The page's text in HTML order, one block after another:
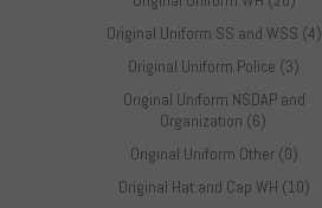
Original Uniform SS and WSS (4)
Original Uniform Police (3)
Original Uniform NSDAP and
Organization (6)
Original Uniform Other (0)
Original Hat and Cap WH (10)